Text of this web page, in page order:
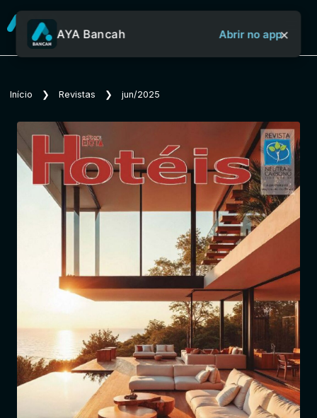
Sobre o Aya Bancah
Revistas
Jornais
Notícias
Entrar
AYA Bancah Abrir no app×
Início ❯ Revistas ❯ jun/2025